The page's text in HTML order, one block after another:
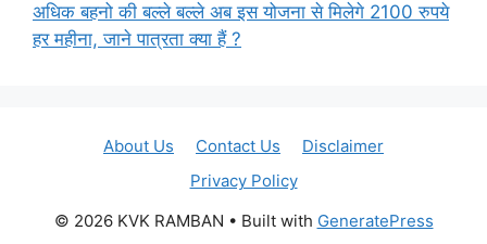
अधिक बहनो की बल्ले बल्ले अब इस योजना से मिलेगे 2100 रुपये
हर महीना, जाने पात्रता क्या हैं ?
About Us Contact Us
Disclaimer
Privacy Policy
© 2026 KVK RAMBAN • Built with GeneratePress